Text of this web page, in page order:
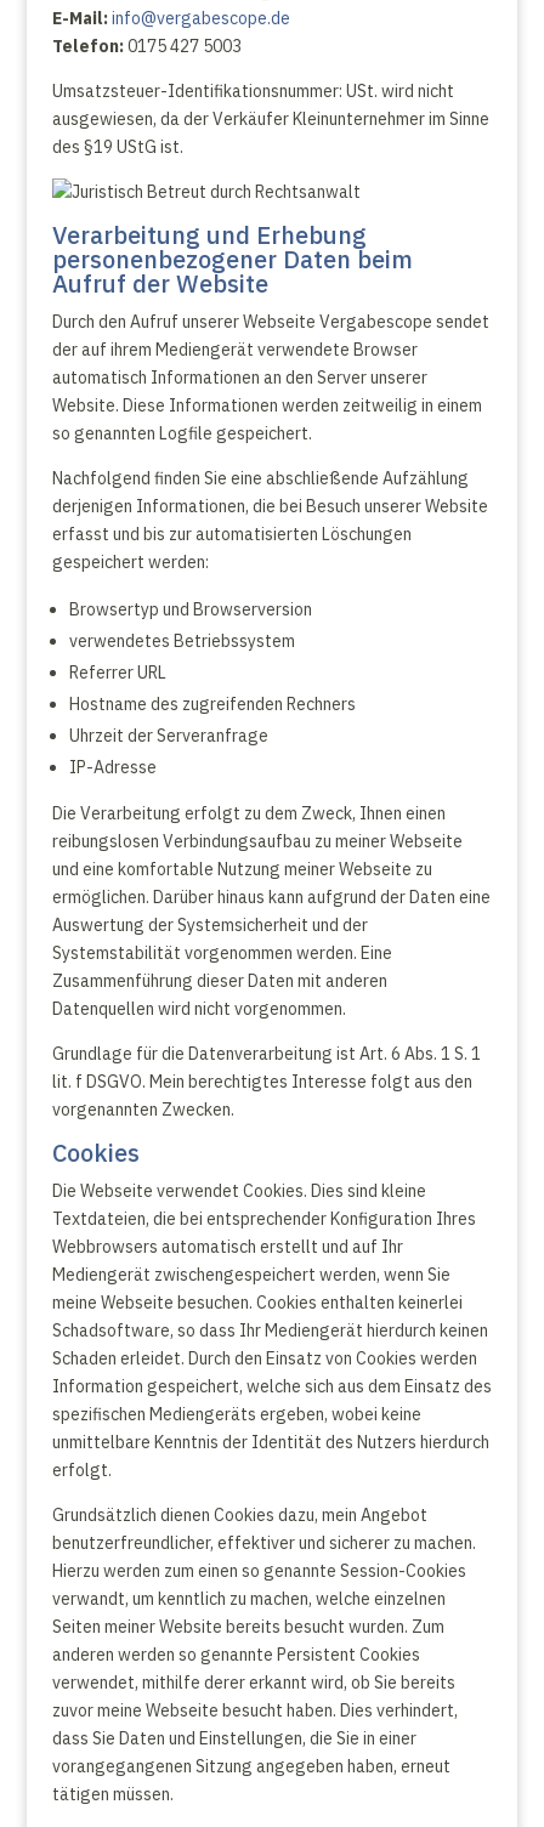
E-Mail:info@vergabescope.de
Telefon:0175 427 5003
Umsatzsteuer-Identifikationsnummer: USt. wird nicht
ausgewiesen, da der Verkäufer Kleinunternehmer im Sinne
des §19 UStG ist.
Verarbeitung und Erhebung
personenbezogener Daten beim
Aufruf der Website
Durch den Aufruf unserer Webseite Vergabescope sendet
der auf ihrem Mediengerät verwendete Browser
automatisch Informationen an den Server unserer
Website. Diese Informationen werden zeitweilig in einem
so genannten Logfile gespeichert.
Nachfolgend finden Sie eine abschließende Aufzählung
derjenigen Informationen, die bei Besuch unserer Website
erfasst und bis zur automatisierten Löschungen
gespeichert werden:
Browsertyp und Browserversion
verwendetes Betriebssystem
Referrer URL
Hostname des zugreifenden Rechners
Uhrzeit der Serveranfrage
IP-Adresse
Die Verarbeitung erfolgt zu dem Zweck, Ihnen einen
reibungslosen Verbindungsaufbau zu meiner Webseite
und eine komfortable Nutzung meiner Webseite zu
ermöglichen. Darüber hinaus kann aufgrund der Daten eine
Auswertung der Systemsicherheit und der
Systemstabilität vorgenommen werden. Eine
Zusammenführung dieser Daten mit anderen
Datenquellen wird nicht vorgenommen.
Grundlage für die Datenverarbeitung ist Art. 6 Abs. 1 S. 1
lit. f DSGVO. Mein berechtigtes Interesse folgt aus den
vorgenannten Zwecken.
Cookies
Die Webseite verwendet Cookies. Dies sind kleine
Textdateien, die bei entsprechender Konfiguration Ihres
Webbrowsers automatisch erstellt und auf Ihr
Mediengerät zwischengespeichert werden, wenn Sie
meine Webseite besuchen. Cookies enthalten keinerlei
Schadsoftware, so dass Ihr Mediengerät hierdurch keinen
Schaden erleidet. Durch den Einsatz von Cookies werden
Information gespeichert, welche sich aus dem Einsatz des
spezifischen Mediengeräts ergeben, wobei keine
unmittelbare Kenntnis der Identität des Nutzers hierdurch
erfolgt.
Grundsätzlich dienen Cookies dazu, mein Angebot
benutzerfreundlicher, effektiver und sicherer zu machen.
Hierzu werden zum einen so genannte Session-Cookies
verwandt, um kenntlich zu machen, welche einzelnen
Seiten meiner Website bereits besucht wurden. Zum
anderen werden so genannte Persistent Cookies
verwendet, mithilfe derer erkannt wird, ob Sie bereits
zuvor meine Webseite besucht haben. Dies verhindert,
dass Sie Daten und Einstellungen, die Sie in einer
vorangegangenen Sitzung angegeben haben, erneut
tätigen müssen.